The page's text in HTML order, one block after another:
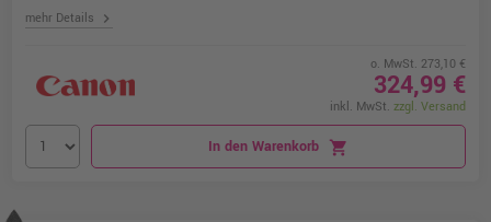
mehr Details chevron_right
o. MwSt. 273,10 €
324,99 €
inkl. MwSt. zzgl. Versand
In den Warenkorb shopping_cart